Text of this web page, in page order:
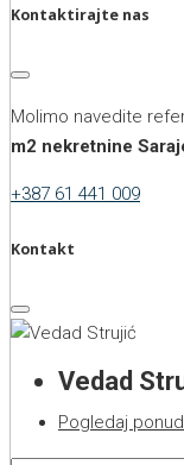
Kontaktirajte nas
Molimo navedite
m2 nekretnine
+387 61 441 009
Kontakt
Vedad
Pogledaj